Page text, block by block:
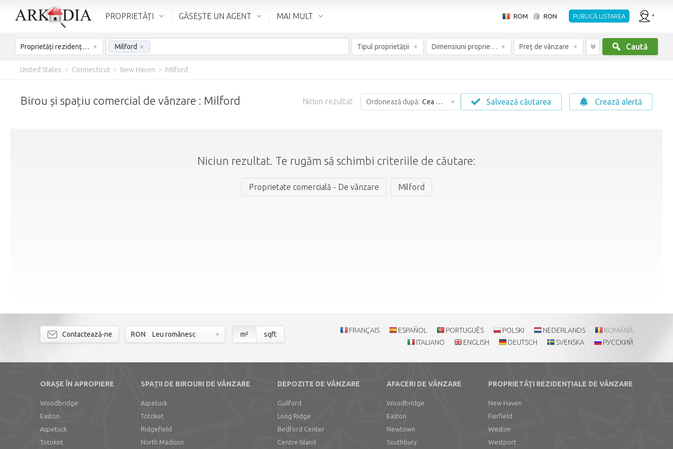
PROPRIETĂȚI GĂSEȘTE UN AGENT MAI MULT ROM RON PUBLICĂ LISTAREA
Proprietăți rezidențiale - De vânzare Milford × Tipul proprietății Dimensiuni proprietate Preț de vânzare Caută
United States > Connecticut > New Haven > Milford
Birou și spațiu comercial de vânzare : Milford Niciun rezultat Ordonează după: Cea mai bună potrivire Salvează căutarea Crează alertă
Niciun rezultat. Te rugăm să schimbi criteriile de căutare:
Proprietate comercială - De vânzare Milford
Contactează-ne RON Leu românesc m² sqft FRANÇAIS ESPAÑOL PORTUGUÊS POLSKI NEDERLANDS
ROMÂNĂ
ITALIANO
ENGLISH DEUTSCH SVENSKA РУССКИЙ
ORAȘE ÎN APROPIERE
Woodbridge
Easton
Aspetuck
Totoket
SPAȚII DE BIROURI DE VÂNZARE
Aspetuck
Totoket
Ridgefield
North Madison
DEPOZITE DE VÂNZARE
Guilford
Long Ridge
Bedford Center
Centre Island
AFACERI DE VÂNZARE
Woodbridge
Easton
Newtown
Southbury
PROPRIETĂȚI REZIDENȚIALE DE VÂNZARE
New Haven
Fairfield
Weston
Westport